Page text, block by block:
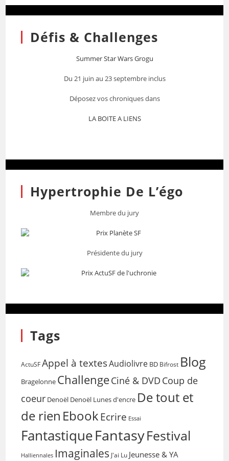
Défis & Challenges
Summer Star Wars Grogu
Du 21 juin au 23 septembre inclus
Déposez vos chroniques dans
LA BOITE A LIENS
Hypertrophie De L’égo
Membre du jury
Présidente du jury
Tags
ActuSF Appel à textesAudiolivre BD Bifrost Blog
Bragelonne ChallengeCiné & DVD Coup de
coeur Denoël Denoël Lunes d'encre De tout et
de rien EbookEcrire Essai
FantastiqueFantasyFestival
Halliennales Imaginales J'ai Lu Jeunesse & YA